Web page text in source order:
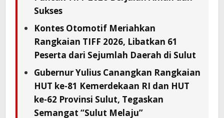
Sukses
Kontes Otomotif Meriahkan
Rangkaian TIFF 2026, Libatkan 61
Peserta dari Sejumlah Daerah di Sulut
Gubernur Yulius Canangkan Rangkaian
HUT ke-81 Kemerdekaan RI dan HUT
ke-62 Provinsi Sulut, Tegaskan
Semangat “Sulut Melaju”